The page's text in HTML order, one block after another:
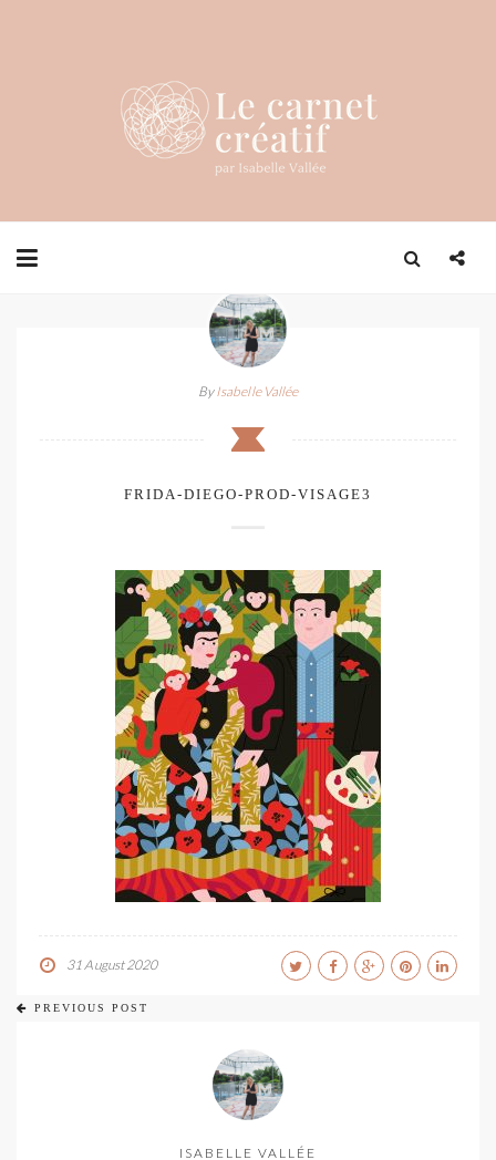
ByIsabelle Vallée
FRIDA-DIEGO-PROD-VISAGE3
31 August 2020
PREVIOUS POST
ISABELLE VALLÉE